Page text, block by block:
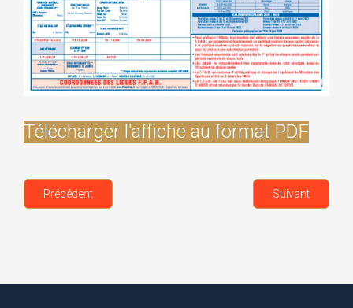
Télécharger l'affiche au format PDF
Précédent Suivant